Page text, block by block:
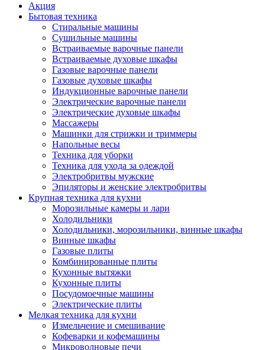
Акция
Бытовая техника
Стиральные машины
Сушильные машины
Встраиваемые варочные панели
Встраиваемые духовые шкафы
Газовые варочные панели
Газовые духовые шкафы
Индукционные варочные панели
Электрические варочные панели
Электрические духовые шкафы
Массажеры
Машинки для стрижки и триммеры
Напольные весы
Техника для уборки
Техника для ухода за одеждой
Электробритвы мужские
Эпиляторы и женские электробритвы
Крупная техника для кухни
Морозильные камеры и лари
Холодильники
Холодильники, морозильники, винные шкафы
Винные шкафы
Газовые плиты
Комбинированные плиты
Кухонные вытяжки
Кухонные плиты
Посудомоечные машины
Электрические плиты
Мелкая техника для кухни
Измельчение и смешивание
Кофеварки и кофемашины
Микроволновые печи